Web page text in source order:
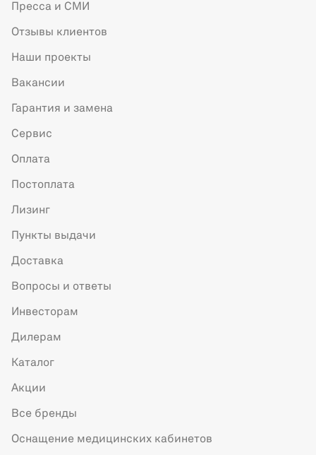
Пресса и СМИ
Отзывы клиентов
Наши проекты
Вакансии
Гарантия и замена
Сервис
Оплата
Постоплата
Лизинг
Пункты выдачи
Доставка
Вопросы и ответы
Инвесторам
Дилерам
Каталог
Акции
Все бренды
Оснащение медицинских кабинетов